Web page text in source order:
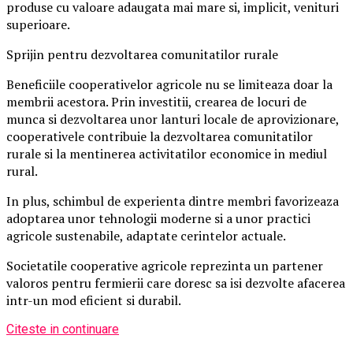
produse cu valoare adaugata mai mare si, implicit, venituri
superioare.
Sprijin pentru dezvoltarea comunitatilor rurale
Beneficiile cooperativelor agricole nu se limiteaza doar la
membrii acestora. Prin investitii, crearea de locuri de
munca si dezvoltarea unor lanturi locale de aprovizionare,
cooperativele contribuie la dezvoltarea comunitatilor
rurale si la mentinerea activitatilor economice in mediul
rural.
In plus, schimbul de experienta dintre membri favorizeaza
adoptarea unor tehnologii moderne si a unor practici
agricole sustenabile, adaptate cerintelor actuale.
Societatile cooperative agricole reprezinta un partener
valoros pentru fermierii care doresc sa isi dezvolte afacerea
intr-un mod eficient si durabil.
Citeste in continuare